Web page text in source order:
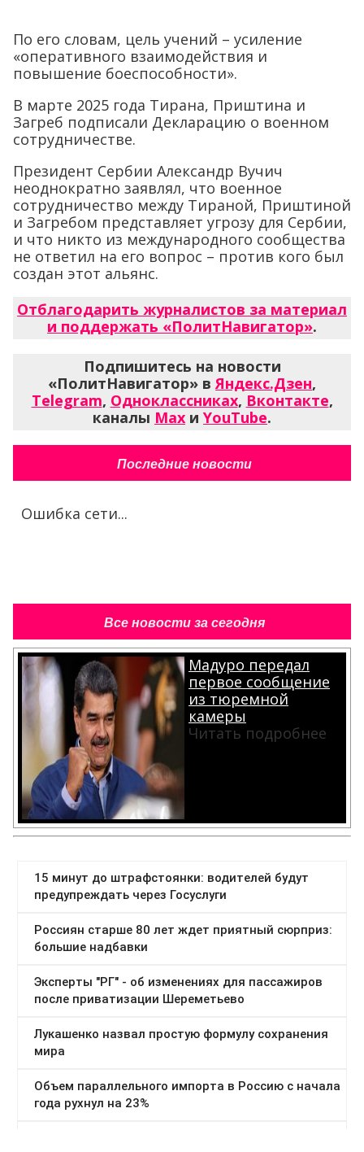
По его словам, цель учений – усиление
«оперативного взаимодействия и
повышение боеспособности».
В марте 2025 года Тирана, Приштина и
Загреб подписали Декларацию о военном
сотрудничестве.
Президент Сербии Александр Вучич
неоднократно заявлял, что военное
сотрудничество между Тираной, Приштиной
и Загребом представляет угрозу для Сербии,
и что никто из международного сообщества
не ответил на его вопрос – против кого был
создан этот альянс.
Отблагодарить журналистов за материал
и поддержать «ПолитНавигатор».
Подпишитесь на новости
«ПолитНавигатор» вЯндекс.Дзен,
Telegram, Одноклассниках, Вконтакте,
каналы Max и YouTube.
Последние новости
Ошибка сети...
Все новости за сегодня
Мадуро передал
первое сообщение
из тюремной
камеры
Читать подробнее